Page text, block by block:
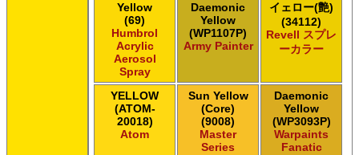
Yellow
(69)
Humbrol
Acrylic
Aerosol
Spray
Daemonic
Yellow
(WP1107P)
Army Painter
イェロー(艶)
(34112)
Revell スプレ
ーカラー
YELLOW
(ATOM-
20018)
Atom
Sun Yellow
(Core)
(9008)
Master
Series
Daemonic
Yellow
(WP3093P)
Warpaints
Fanatic